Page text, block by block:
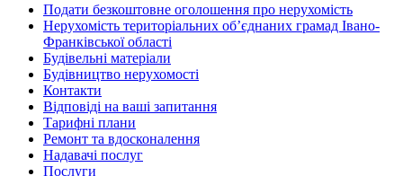
Подати безкоштовне оголошення про нерухомість
Нерухомість територіальних об’єднаних грамад Івано-
Франківської області
Будівельні матеріали
Будівництво нерухомості
Контакти
Відповіді на ваші запитання
Тарифні плани
Ремонт та вдосконалення
Надавачі послуг
Послуги